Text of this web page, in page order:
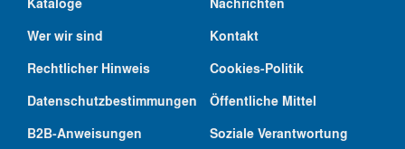
Wer wir sind
Kontakt
Rechtlicher Hinweis
Cookies-Politik
Datenschutzbestimmungen
Öffentliche Mittel
B2B-Anweisungen
Soziale Verantwortung